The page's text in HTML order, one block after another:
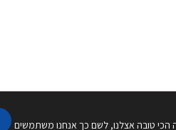
הכי טובה אצלנו, לשם כך אנחנו משתמשים